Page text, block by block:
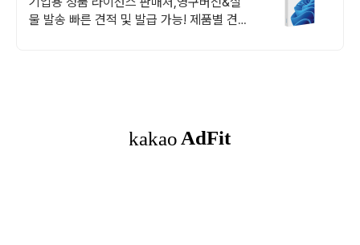
물 발송 빠른 견적 및 발급 가능! 제품별 견적